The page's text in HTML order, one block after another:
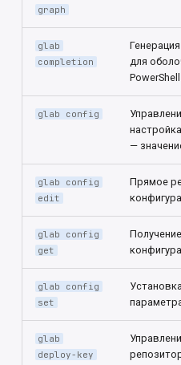
graph
glab
completion
для
glab config
—
glab config
edit
Прямое
glab config
get
glab config
set
glab
deploy-key